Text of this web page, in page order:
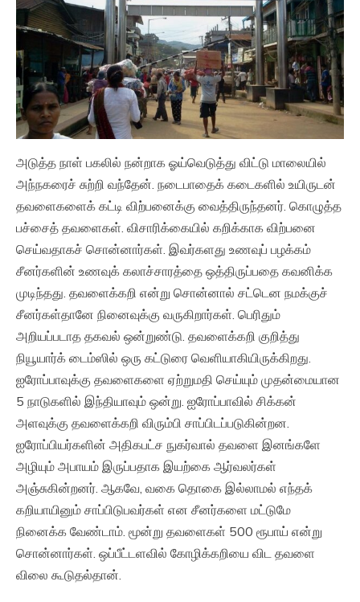
அடுத்த நாள் பகலில் நன்றாக ஓய்வெடுத்து விட்டு மாலையில்
அந்நகரைச் சுற்றி வந்தேன். நடைபாதைக் கடைகளில் உயிருடன்
தவளைகளைக் கட்டி விற்பனைக்கு வைத்திருந்தனர். கொழுத்த
பச்சைத் தவளைகள். விசாரிக்கையில் கறிக்காக விற்பனை
செய்வதாகச் சொன்னார்கள். இவர்களது உணவுப் பழக்கம்
சீனர்களின் உணவுக் கலாச்சாரத்தை ஒத்திருப்பதை கவனிக்க
முடிந்தது. தவளைக்கறி என்று சொன்னால் சட்டென நமக்குச்
சீனர்கள்தானே நினைவுக்கு வருகிறார்கள். பெரிதும்
அறியப்படாத தகவல் ஒன்றுண்டு. தவளைக்கறி குறித்து
நியூயார்க் டைம்ஸில் ஒரு கட்டுரை வெளியாகியிருக்கிறது.
ஐரோப்பாவுக்கு தவளைகளை ஏற்றுமதி செய்யும் முதன்மையான
5 நாடுகளில் இந்தியாவும் ஒன்று. ஐரோப்பாவில் சிக்கன்
அளவுக்கு தவளைக்கறி விரும்பி சாப்பிடப்படுகின்றன.
ஐரோப்பியர்களின் அதிகபட்ச நுகர்வால் தவளை இனங்களே
அழியும் அபாயம் இருப்பதாக இயற்கை ஆர்வலர்கள்
அஞ்சுகின்றனர். ஆகவே, வகை தொகை இல்லாமல் எந்தக்
கறியாயினும் சாப்பிடுபவர்கள் என சீனர்களை மட்டுமே
நினைக்க வேண்டாம். மூன்று தவளைகள் 500 ரூபாய் என்று
சொன்னார்கள். ஒப்பீட்டளவில் கோழிக்கறியை விட தவளை
விலை கூடுதல்தான்.